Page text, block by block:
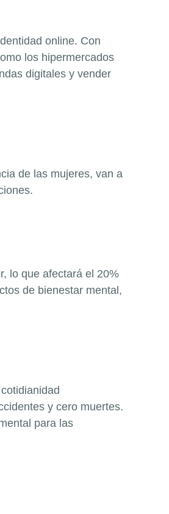
online. Con
los hipermercados
digitales y vender
de las mujeres, van a
lo que afectará el 20%
de bienestar mental,
y cero muertes.
para las